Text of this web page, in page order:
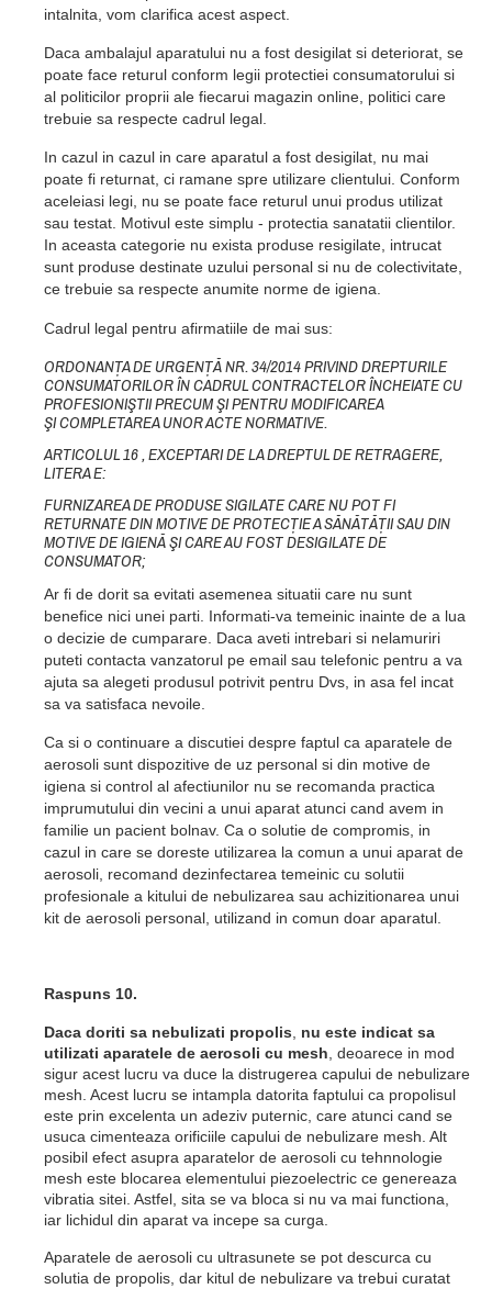
intalnita, vom clarifica acest aspect.
Daca ambalajul aparatului nu a fost desigilat si deteriorat, se
poate face returul conform legii protectiei consumatorului si
al politicilor proprii ale fiecarui magazin online, politici care
trebuie sa respecte cadrul legal.
In cazul in cazul in care aparatul a fost desigilat, nu mai
poate fi returnat, ci ramane spre utilizare clientului. Conform
aceleiasi legi, nu se poate face returul unui produs utilizat
sau testat. Motivul este simplu - protectia sanatatii clientilor.
In aceasta categorie nu exista produse resigilate, intrucat
sunt produse destinate uzului personal si nu de colectivitate,
ce trebuie sa respecte anumite norme de igiena.
Cadrul legal pentru afirmatiile de mai sus:
ORDONANŢA DE URGENŢĂ NR. 34/2014 PRIVIND DREPTURILE
CONSUMATORILOR ÎN CADRUL CONTRACTELOR ÎNCHEIATE CU
PROFESIONIŞTII PRECUM ŞI PENTRU MODIFICAREA
ŞI COMPLETAREA UNOR ACTE NORMATIVE.
ARTICOLUL 16 , EXCEPTARI DE LA DREPTUL DE RETRAGERE,
LITERA E:
FURNIZAREA DE PRODUSE SIGILATE CARE NU POT FI
RETURNATE DIN MOTIVE DE PROTECŢIE A SĂNĂTĂŢII SAU DIN
MOTIVE DE IGIENĂ ŞI CARE AU FOST DESIGILATE DE
CONSUMATOR;
Ar fi de dorit sa evitati asemenea situatii care nu sunt
benefice nici unei parti. Informati-va temeinic inainte de a lua
o decizie de cumparare. Daca aveti intrebari si nelamuriri
puteti contacta vanzatorul pe email sau telefonic pentru a va
ajuta sa alegeti produsul potrivit pentru Dvs, in asa fel incat
sa va satisfaca nevoile.
Ca si o continuare a discutiei despre faptul ca aparatele de
aerosoli sunt dispozitive de uz personal si din motive de
igiena si control al afectiunilor nu se recomanda practica
imprumutului din vecini a unui aparat atunci cand avem in
familie un pacient bolnav. Ca o solutie de compromis, in
cazul in care se doreste utilizarea la comun a unui aparat de
aerosoli, recomand dezinfectarea temeinic cu solutii
profesionale a kitului de nebulizarea sau achizitionarea unui
kit de aerosoli personal, utilizand in comun doar aparatul.
Raspuns 10.
Daca doriti sa nebulizati propolis
nu este indicat sa
utilizati aparatele de aerosoli cu mesh , deoarece in mod
sigur acest lucru va duce la distrugerea capului de nebulizare
mesh. Acest lucru se intampla datorita faptului ca propolisul
este prin excelenta un adeziv puternic, care atunci cand se
usuca cimenteaza orificiile capului de nebulizare mesh. Alt
posibil efect asupra aparatelor de aerosoli cu tehnnologie
mesh este blocarea elementului piezoelectric ce genereaza
vibratia sitei. Astfel, sita se va bloca si nu va mai functiona,
iar lichidul din aparat va incepe sa curga.
Aparatele de aerosoli cu ultrasunete se pot descurca cu
solutia de propolis, dar kitul de nebulizare va trebui curatat